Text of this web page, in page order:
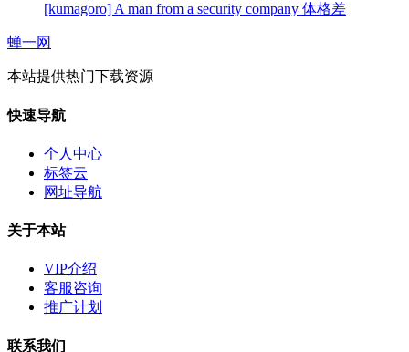
[kumagoro] A man from a security company 体格差
蝉一网
本站提供热门下载资源
快速导航
个人中心
标签云
网址导航
关于本站
VIP介绍
客服咨询
推广计划
联系我们